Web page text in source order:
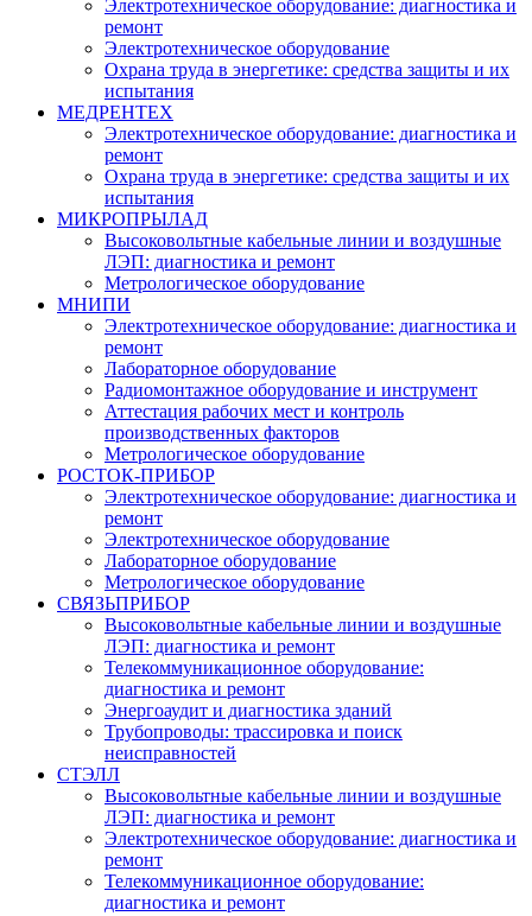
Электротехническое оборудование: диагностика и
ремонт
Электротехническое оборудование
Охрана труда в энергетике: средства защиты и их
испытания
МЕДРЕНТЕХ
Электротехническое оборудование: диагностика и
ремонт
Охрана труда в энергетике: средства защиты и их
испытания
МИКРОПРЫЛАД
Высоковольтные кабельные линии и воздушные
ЛЭП: диагностика и ремонт
Метрологическое оборудование
МНИПИ
Электротехническое оборудование: диагностика и
ремонт
Лабораторное оборудование
Радиомонтажное оборудование и инструмент
Аттестация рабочих мест и контроль
производственных факторов
Метрологическое оборудование
РОСТОК-ПРИБОР
Электротехническое оборудование: диагностика и
ремонт
Электротехническое оборудование
Лабораторное оборудование
Метрологическое оборудование
СВЯЗЬПРИБОР
Высоковольтные кабельные линии и воздушные
ЛЭП: диагностика и ремонт
Телекоммуникационное оборудование:
диагностика и ремонт
Энергоаудит и диагностика зданий
Трубопроводы: трассировка и поиск
неисправностей
СТЭЛЛ
Высоковольтные кабельные линии и воздушные
ЛЭП: диагностика и ремонт
Электротехническое оборудование: диагностика и
ремонт
Телекоммуникационное оборудование:
диагностика и ремонт